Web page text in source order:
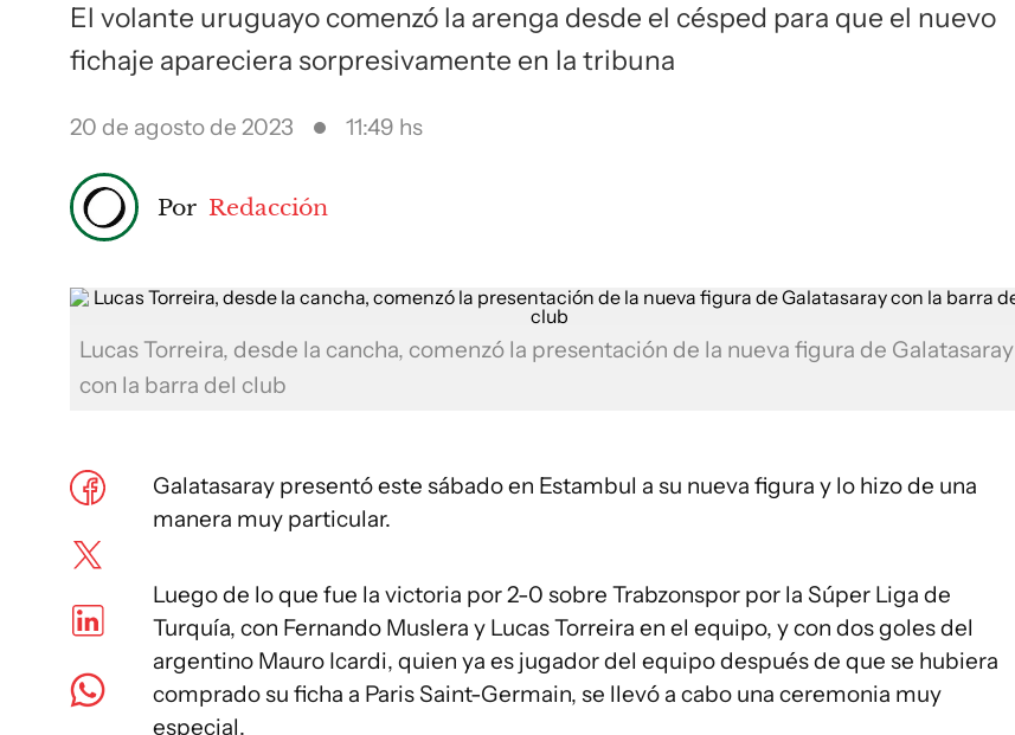
El volante uruguayo comenzó la arenga desde el césped para que el nuevo
fichaje apareciera sorpresivamente en la tribuna
20 de agosto de 2023 11:49 hs
Por Redacción
Lucas Torreira, desde la cancha, comenzó la presentación de la nueva figura de Galatasaray
con la barra del club
Galatasaray presentó este sábado en Estambul a su nueva figura y lo hizo de una
manera muy particular.
Luego de lo que fue la victoria por 2-0 sobre Trabzonspor por la Súper Liga de
Turquía, con Fernando Muslera y Lucas Torreira en el equipo, y con dos goles del
argentino Mauro Icardi, quien ya es jugador del equipo después de que se hubiera
comprado su ficha a Paris Saint-Germain, se llevó a cabo una ceremonia muy
especial.